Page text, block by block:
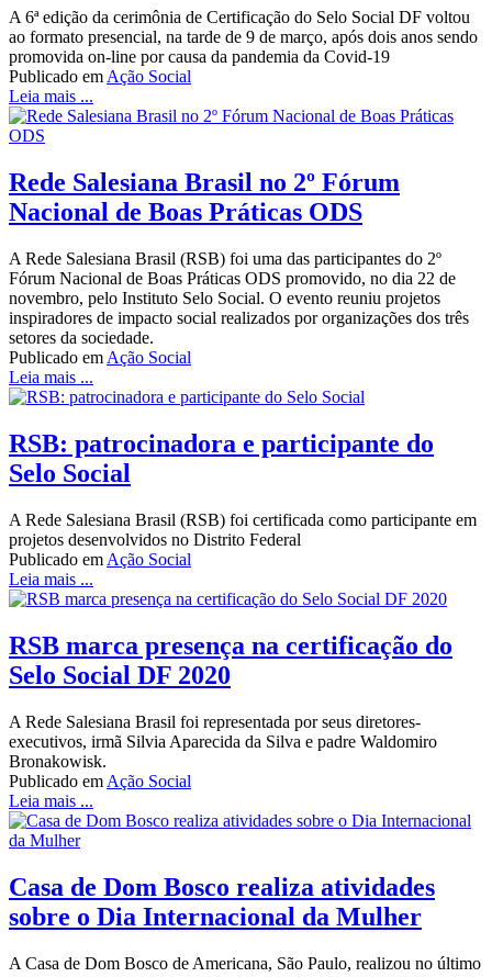
A 6ª edição da cerimônia de Certificação do Selo Social DF voltou
ao formato presencial, na tarde de 9 de março, após dois anos sendo
promovida on-line por causa da pandemia da Covid-19
Publicado emAção Social
Leia mais ...
Rede Salesiana Brasil no 2º Fórum
Nacional de Boas Práticas ODS
A Rede Salesiana Brasil (RSB) foi uma das participantes do 2º
Fórum Nacional de Boas Práticas ODS promovido, no dia 22 de
novembro, pelo Instituto Selo Social. O evento reuniu projetos
inspiradores de impacto social realizados por organizações dos três
setores da sociedade.
Publicado em Ação Social
Leia mais ...
RSB: patrocinadora e participante do
Selo Social
A Rede Salesiana Brasil (RSB) foi certificada como participante em
projetos desenvolvidos no Distrito Federal
Publicado em Ação Social
Leia mais ...
RSB marca presença na certificação do
Selo Social DF 2020
A Rede Salesiana Brasil foi representada por seus diretores-
executivos, irmã Silvia Aparecida da Silva e padre Waldomiro
Bronakowisk.
Publicado em Ação Social
Leia mais ...
Casa de Dom Bosco realiza atividades
sobre o Dia Internacional da Mulher
A Casa de Dom Bosco de Americana, São Paulo, realizou no último